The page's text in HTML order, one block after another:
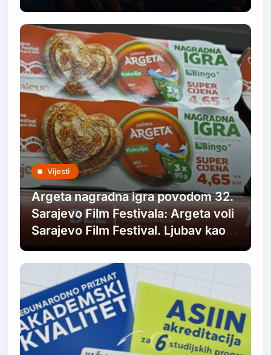
Vijesti
Argeta nagradna igra povodom 32.
Sarajevo Film Festivala: Argeta voli
Sarajevo Film Festival. Ljubav kao u
filmovima.